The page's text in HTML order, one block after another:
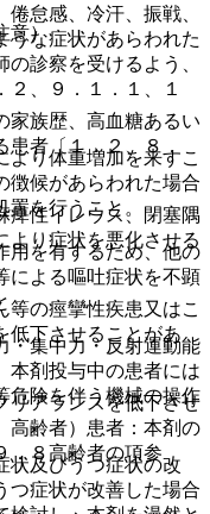
意）
族歴、高血糖あるい
者〔１．２、８．
性イレウス、閉塞隅
より症状を悪化させる
の痙攣性疾患又はこ
低下させることがあ
アランスを低下させ
高齢者）患者：本剤の
．８高齢者の項参
怠感、冷汗、振戦、
うな症状があらわれた
診察を受けるよう、
、９．１．１、１
り体重増加を来すこ
徴候があらわれた場合
を行うこと。
を有するため、他の
による嘔吐症状を不顕
。
集中力・反射運動能
本剤投与中の患者には
危険を伴う機械の操作
及びうつ症状の改
つ症状が改善した場合